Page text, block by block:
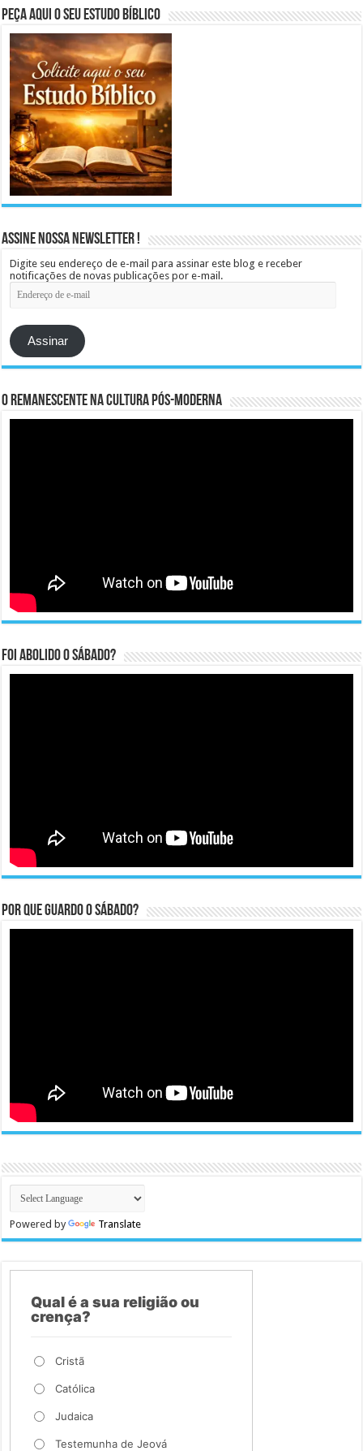
Peça aqui o seu Estudo Bíblico
Assine Nossa Newsletter !
Digite seu endereço de e-mail para assinar este blog e receber
notificações de novas publicações por e-mail.
Endereço
de
mail
Assinar
O remanescente na cultura pós-moderna
Foi abolido o sábado?
Por que guardo o Sábado?
Powered by Translate
Qual é a sua religião ou
crença?
Cristã
Católica
Judaica
Testemunha de Jeová